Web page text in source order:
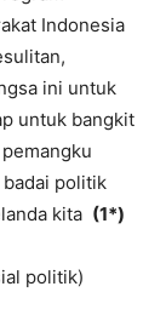
Indonesia
ini untuk
untuk bangkit
politik
kita (1*)
politik)